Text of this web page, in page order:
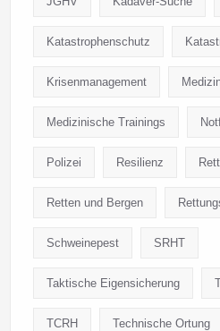
Katastrophenschutz
Krisenmanagement
Medizinische Trainings
Polizei Resilienz
Retten und Bergen
Schweinepest SRHT
Taktische Eigensicherung
TCRH Technische Ortung